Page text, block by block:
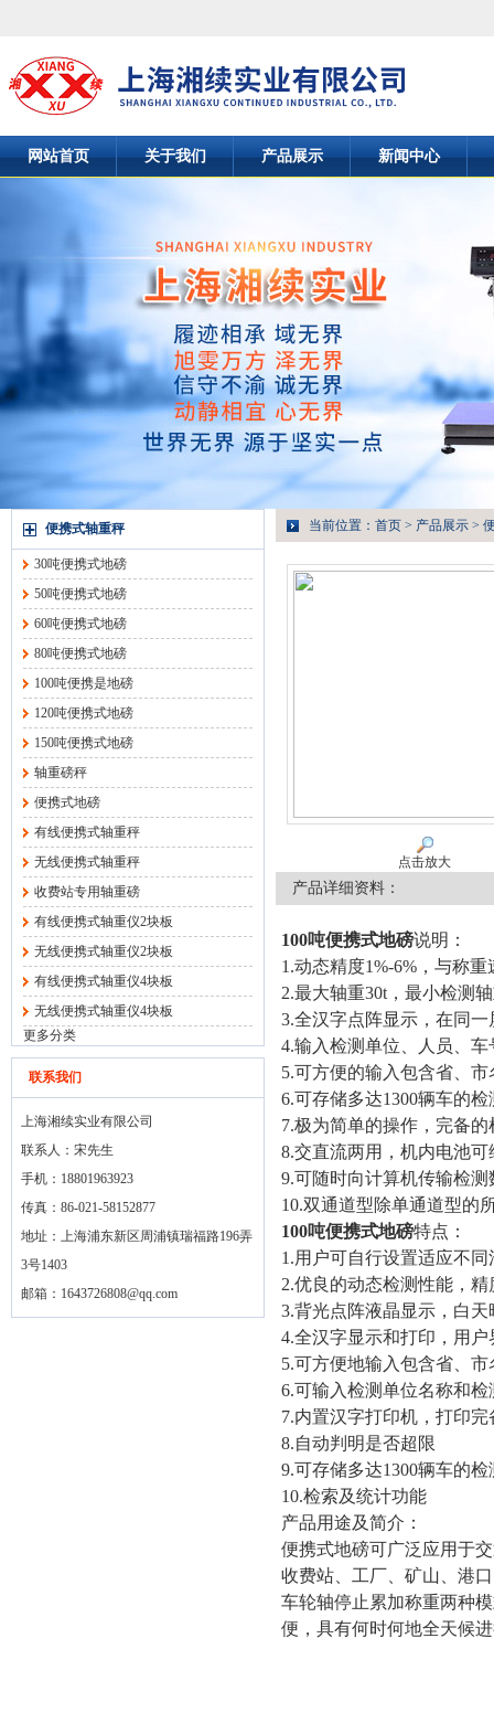
网站首页 关于我们 产品展示 新闻中心
便携式轴重秤
30吨便携式地磅
50吨便携式地磅
60吨便携式地磅
80吨便携式地磅
100吨便携是地磅
120吨便携式地磅
150吨便携式地磅
轴重磅秤
便携式地磅
有线便携式轴重秤
无线便携式轴重秤
收费站专用轴重磅
有线便携式轴重仪2块板
无线便携式轴重仪2块板
有线便携式轴重仪4块板
无线便携式轴重仪4块板
更多分类
联系我们
上海湘续实业有限公司
联系人：宋先生
手机：18801963923
传真：86-021-58152877
地址：上海浦东新区周浦镇瑞福路196弄
3号1403
邮箱： 1643726808@qq.com
当前位置： 首页 > 产品展示 >
点击放大
产品详细资料：
100吨便携式地磅说明：
1.动态精度1%-6%，与称
2.最大轴重30t，最小检测
3.全汉字点阵显示，在同
4.输入检测单位、人员、车
5.可方便的输入包含省、
6.可存储多达1300辆车的检
7.极为简单的操作，完备
8.交直流两用，机内电池
9.可随时向计算机传输检测
10.双通道型除单通道型的
100吨便携式地磅特点：
1.用户可自行设置适应不
2.优良的动态检测性能，精
3.背光点阵液晶显示，白
4.全汉字显示和打印，用户
5.可方便地输入包含省、
6.可输入检测单位名称和检
7.内置汉字打印机，打印
8.自动判明是否超限
9.可存储多达1300辆车的
10.检索及统计功能
产品用途及简介：
便携式地磅可广泛应用于
收费站、工厂、矿山、港
车轮轴停止累加称重两种
便，具有何时何地全天候